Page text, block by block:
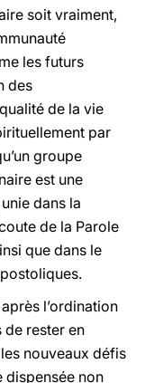
soit vraiment,
les futurs
des
de la vie
par
groupe
est une
dans la
de la Parole
que dans le
l’ordination
de rester en
nouveaux défis
dispensée non